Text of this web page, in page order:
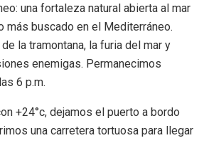
una fortaleza natural abierta al mar
más buscado en el Mediterráneo.
la tramontana, la furia del mar y
enemigas. Permanecimos
6 p.m.
+24°c, dejamos el puerto a bordo
una carretera tortuosa para llegar